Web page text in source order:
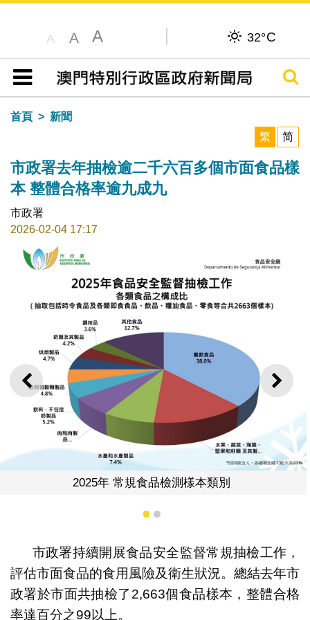
A A A 32°C
目錄
搜尋
首頁
新聞
繁
简
市政署去年抽檢逾二千六百多個市面食品樣
本 整體合格率逾九成九
市政署
2026-02-04 17:17
上一則 下一
規食品檢測樣本類別
1 2
市政署持續開展食品安全監督常規抽檢工作，
評估市面食品的食用風險及衛生狀況。總結去年市
政署於市面共抽檢了2,663個食品樣本，整體合格
率達百分之99以上。